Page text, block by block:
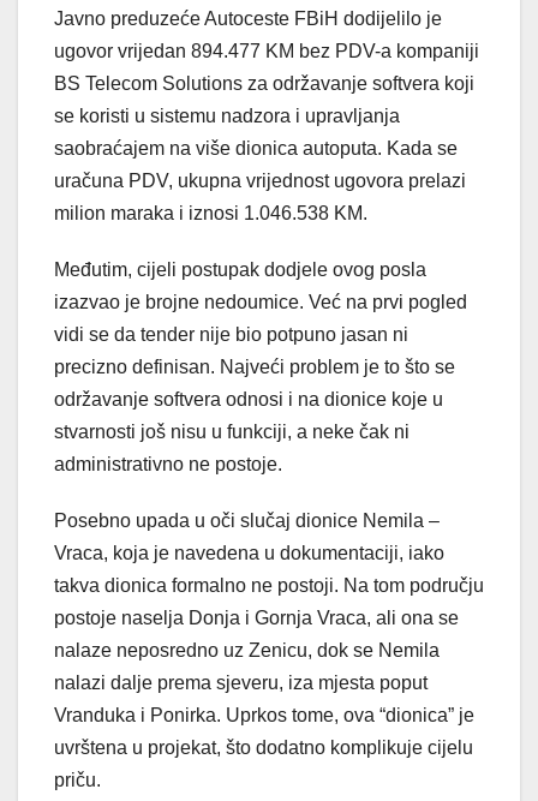
Javno preduzeće Autoceste FBiH dodijelilo je
ugovor vrijedan 894.477 KM bez PDV-a kompaniji
BS Telecom Solutions za održavanje softvera koji
se koristi u sistemu nadzora i upravljanja
saobraćajem na više dionica autoputa. Kada se
uračuna PDV, ukupna vrijednost ugovora prelazi
milion maraka i iznosi 1.046.538 KM.
Međutim, cijeli postupak dodjele ovog posla
izazvao je brojne nedoumice. Već na prvi pogled
vidi se da tender nije bio potpuno jasan ni
precizno definisan. Najveći problem je to što se
održavanje softvera odnosi i na dionice koje u
stvarnosti još nisu u funkciji, a neke čak ni
administrativno ne postoje.
Posebno upada u oči slučaj dionice Nemila –
Vraca, koja je navedena u dokumentaciji, iako
takva dionica formalno ne postoji. Na tom području
postoje naselja Donja i Gornja Vraca, ali ona se
nalaze neposredno uz Zenicu, dok se Nemila
nalazi dalje prema sjeveru, iza mjesta poput
Vranduka i Ponirka. Uprkos tome, ova “dionica” je
uvrštena u projekat, što dodatno komplikuje cijelu
priču.